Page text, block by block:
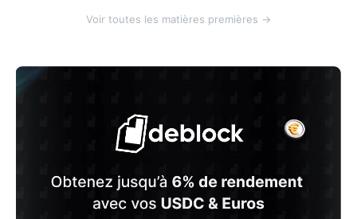
Voir toutes les matières premières →